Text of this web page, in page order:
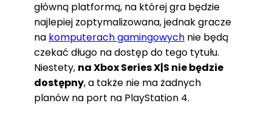
główną platformą, na której gra będzie
najlepiej zoptymalizowana, jednak gracze
na komputerach gamingowych nie będą
czekać długo na dostęp do tego tytułu.
Niestety, na Xbox Series X|S nie będzie
dostępny, a także nie ma żadnych
planów na port na PlayStation 4.